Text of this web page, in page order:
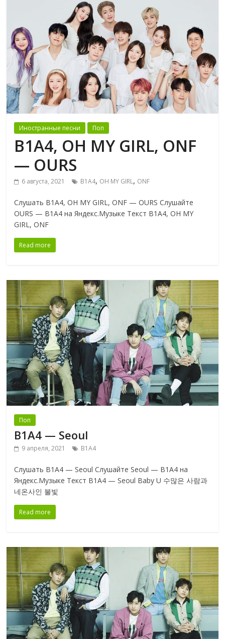
Иностранные песни Поп
B1A4, OH MY GIRL, ONF
— OURS
6 августа, 2021 B1A4, OH MY GIRL, ONF
Слушать B1A4, OH MY GIRL, ONF — OURS Слушайте
OURS — B1A4 на Яндекс.Музыке Текст B1A4, OH MY
GIRL, ONF
Read more
Поп
B1A4 — Seoul
9 апреля, 2021 B1A4
Слушать B1A4 — Seoul Слушайте Seoul — B1A4 на
Яндекс.Музыке Текст B1A4 — Seoul Baby U 수많은 사람과
네온사인 불빛
Read more